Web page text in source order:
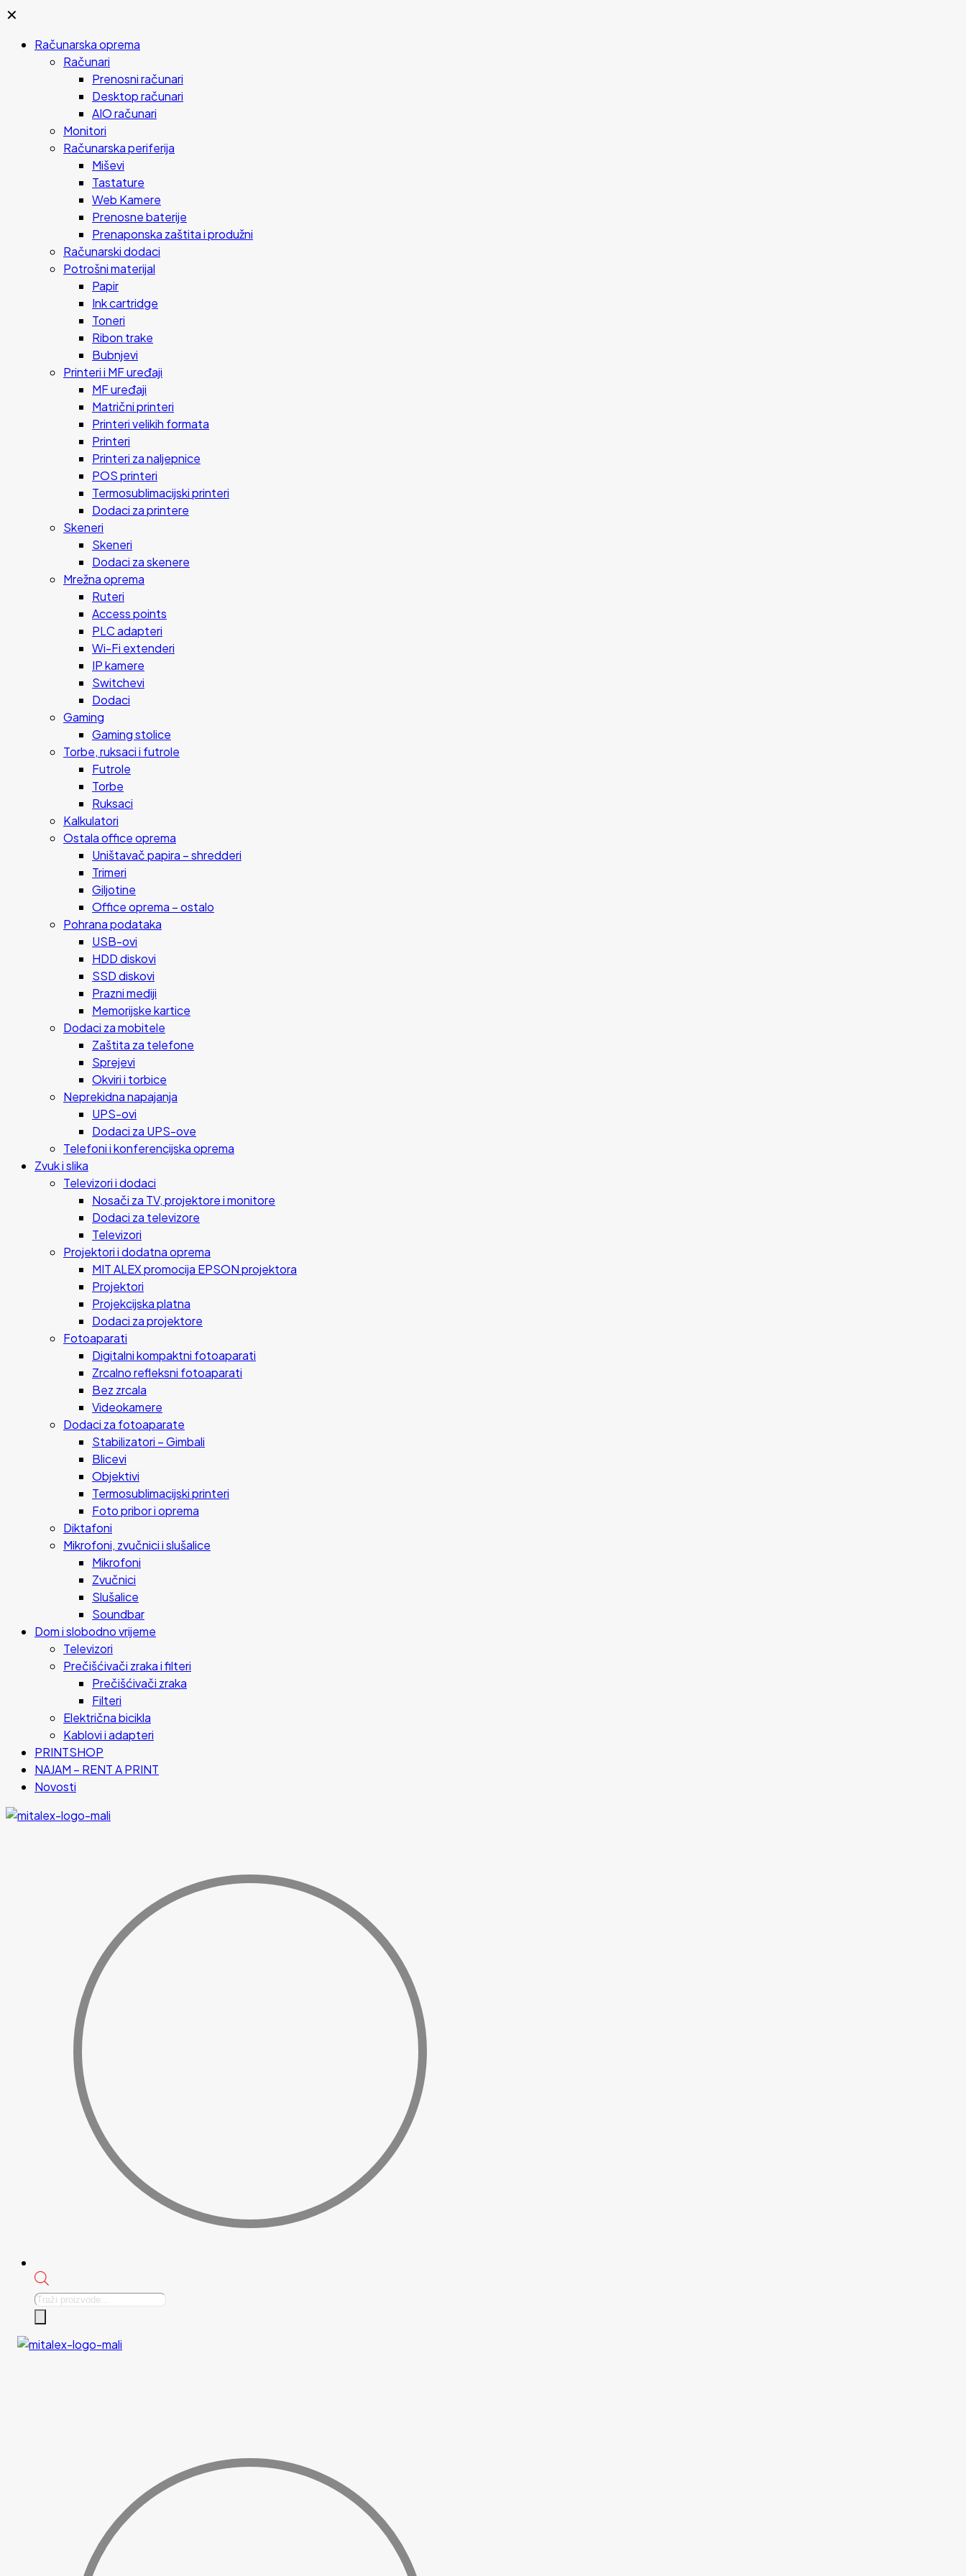
✕
Računarska oprema
Računari
Prenosni računari
Desktop računari
AIO računari
Monitori
Računarska periferija
Miševi
Tastature
Web Kamere
Prenosne baterije
Prenaponska zaštita i produžni
Računarski dodaci
Potrošni materijal
Papir
Ink cartridge
Toneri
Ribon trake
Bubnjevi
Printeri i MF uređaji
MF uređaji
Matrični printeri
Printeri velikih formata
Printeri
Printeri za naljepnice
POS printeri
Termosublimacijski printeri
Dodaci za printere
Skeneri
Skeneri
Dodaci za skenere
Mrežna oprema
Ruteri
Access points
PLC adapteri
Wi-Fi extenderi
IP kamere
Switchevi
Dodaci
Gaming
Gaming stolice
Torbe, ruksaci i futrole
Futrole
Torbe
Ruksaci
Kalkulatori
Ostala office oprema
Uništavač papira – shredderi
Trimeri
Giljotine
Office oprema – ostalo
Pohrana podataka
USB-ovi
HDD diskovi
SSD diskovi
Prazni mediji
Memorijske kartice
Dodaci za mobitele
Zaštita za telefone
Sprejevi
Okviri i torbice
Neprekidna napajanja
UPS-ovi
Dodaci za UPS-ove
Telefoni i konferencijska oprema
Zvuk i slika
Televizori i dodaci
Nosači za TV, projektore i monitore
Dodaci za televizore
Televizori
Projektori i dodatna oprema
MIT ALEX promocija EPSON projektora
Projektori
Projekcijska platna
Dodaci za projektore
Fotoaparati
Digitalni kompaktni fotoaparati
Zrcalno refleksni fotoaparati
Bez zrcala
Videokamere
Dodaci za fotoaparate
Stabilizatori – Gimbali
Blicevi
Objektivi
Termosublimacijski printeri
Foto pribor i oprema
Diktafoni
Mikrofoni, zvučnici i slušalice
Mikrofoni
Zvučnici
Slušalice
Soundbar
Dom i slobodno vrijeme
Televizori
Prečišćivači zraka i filteri
Prečišćivači zraka
Filteri
Električna bicikla
Kablovi i adapteri
PRINTSHOP
NAJAM – RENT A PRINT
Novosti
Products
search